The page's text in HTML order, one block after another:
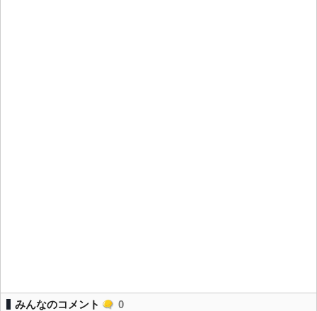
みんなのコメント 0